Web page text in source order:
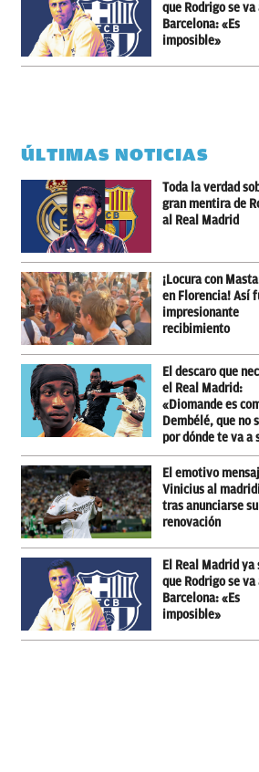
que Rodrigo se va
Barcelona: «Es
imposible»
ÚLTIMAS NOTICIAS
Toda la verdad
gran mentira de
al Real Madrid
¡Locura con
en Florencia! Así
impresionante
recibimiento
El descaro que
el Real Madrid:
«Diomande es
Dembélé, que no
por dónde te va a
El emotivo
Vinicius al
tras anunciarse su
renovación
El Real Madrid ya
que Rodrigo se va
Barcelona: «Es
imposible»